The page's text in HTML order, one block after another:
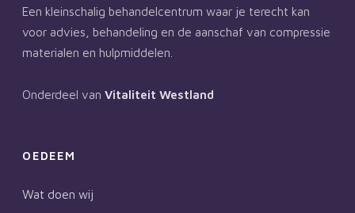
Een kleinschalig behandelcentrum waar je terecht kan
voor advies, behandeling en de aanschaf van compressie
materialen en hulpmiddelen.
Onderdeel van Vitaliteit Westland
OEDEEM
Wat doen wij